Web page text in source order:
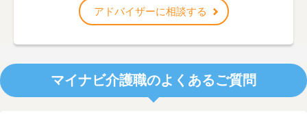
アドバイザーに相談する
マイナビ介護職のよくあるご質問